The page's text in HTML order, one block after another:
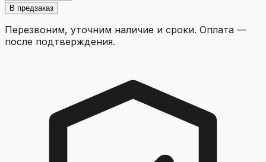
В предзаказ
Перезвоним, уточним наличие и сроки. Оплата —
после подтверждения.